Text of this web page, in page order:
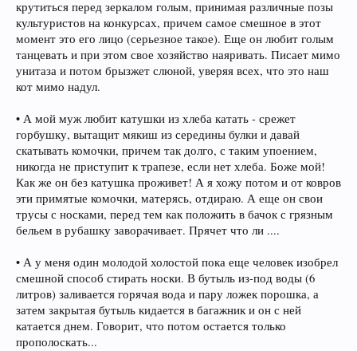
крутиться перед зеркалом голым, принимая различные позы
культуристов на конкурсах, причем самое смешное в этот
момент это его лицо (серьезное такое). Еще он любит голым
танцевать и при этом свое хозяйство наяривать. Писает мимо
унитаза и потом брызжет слюной, уверяя всех, что это наш
кот мимо надул.
• А мой муж любит катушки из хлеба катать - срежет
горбушку, вытащит мякиш из середины булки и давай
скатывать комочки, причем так долго, с таким упоением,
никогда не приступит к трапезе, если нет хлеба. Боже мой!
Как же он без катушка проживет! А я хожу потом и от ковров
эти примятые комочки, матерясь, отдираю. А еще он свои
трусы с носками, перед тем как положить в бачок с грязным
бельем в рубашку заворачивает. Прячет что ли ....
• А у меня один молодой холостой пока еще человек изобрел
смешной способ стирать носки. В бутыль из-под воды (6
литров) заливается горячая вода и пару ложек порошка, а
затем закрытая бутыль кидается в багажник и он с ней
катается днем. Говорит, что потом остается только
прополоскать...